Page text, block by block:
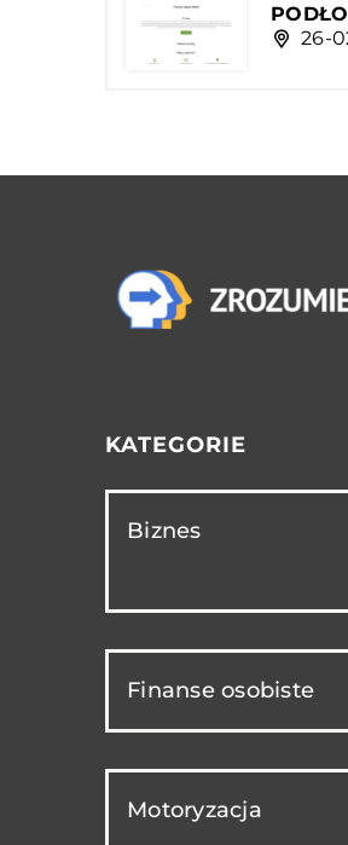
26-
KATEGORIE
Biznes
Finanse osobiste
Motoryzacja